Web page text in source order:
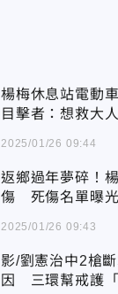
楊梅休息站電動
目擊者：想救大
2025/01/26 09:44
返鄉過年夢碎！
傷 死傷名單曝光
2025/01/26 09:43
影/劉憲治中2槍
因 三環幫戒護「